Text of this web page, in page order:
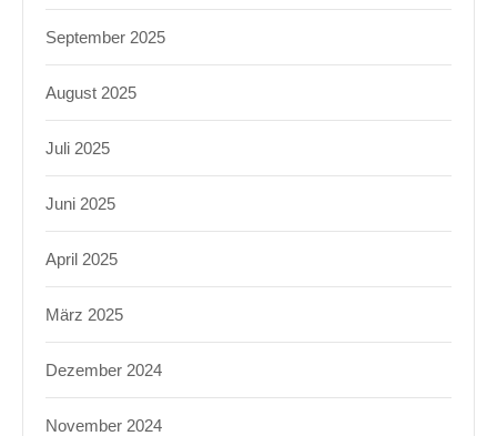
September 2025
August 2025
Juli 2025
Juni 2025
April 2025
März 2025
Dezember 2024
November 2024